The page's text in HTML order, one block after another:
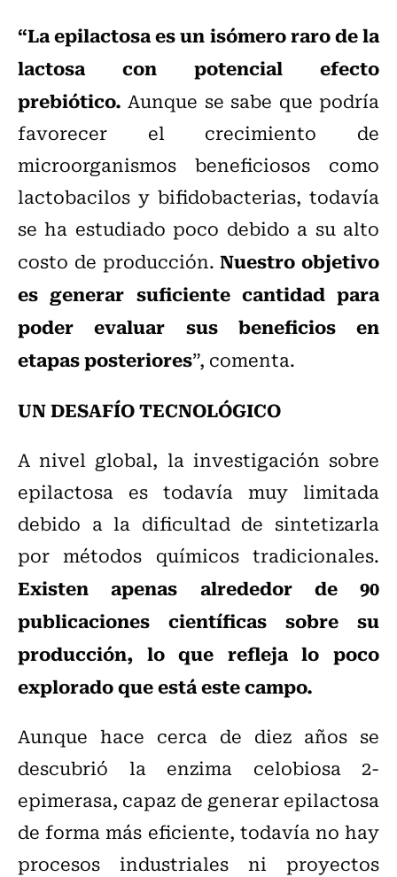
“La epilactosa es un isómero raro de la
lactosa con potencial efecto
prebiótico. Aunque se sabe que podría
favorecer el crecimiento de
microorganismos beneficiosos como
lactobacilos y bifidobacterias, todavía
se ha estudiado poco debido a su alto
costo de producción.Nuestro objetivo
es generar suficiente cantidad para
poder evaluar sus beneficios en
etapas posteriores”, comenta.
UN DESAFÍO TECNOLÓGICO
A nivel global, la investigación sobre
epilactosa es todavía muy limitada
debido a la dificultad de sintetizarla
por métodos químicos tradicionales.
Existen apenas alrededor de 90
publicaciones científicas sobre su
producción, lo que refleja lo poco
explorado que está este campo.
Aunque hace cerca de diez años se
descubrió la enzima celobiosa 2-
epimerasa, capaz de generar epilactosa
de forma más eficiente, todavía no hay
procesos industriales ni proyectos